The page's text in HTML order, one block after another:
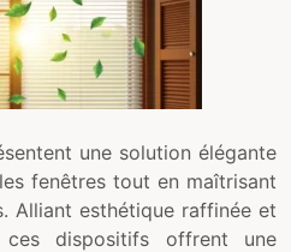
une solution élégante
fenêtres tout en maîtrisant
Alliant esthétique raffinée et
ces dispositifs offrent une